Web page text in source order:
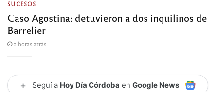
SUCESOS
Caso Agostina: detuvieron a dos inquilinos de
Barrelier
2 horas atrás
+ Seguí a Hoy Día Córdoba en Google News